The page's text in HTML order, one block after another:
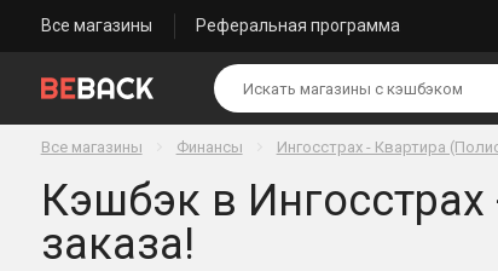
Все магазины Реферальная программа
Все магазины Финансы Ингосстрах - Квартира
Кэшбэк в
заказа!